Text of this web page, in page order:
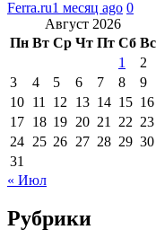
Ferra.ru1 месяц ago 0
Август 2026
Пн Вт Ср Чт Пт Сб Вс
1
2
3
4 5 6 7 8
9
10 11 12 13 14 15 16
17 18 19 20 21 22 23
24 25 26 27 28 29 30
31
« Июл
Рубрики